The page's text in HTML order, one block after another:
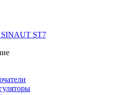
SINAUT ST7